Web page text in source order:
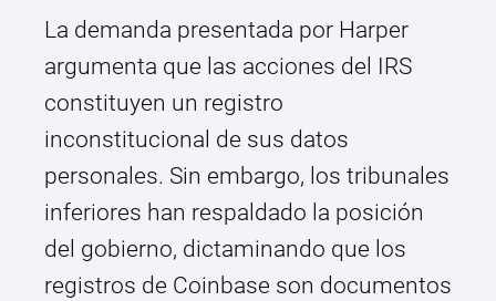
La demanda presentada por Harper
argumenta que las acciones del IRS
constituyen un registro
inconstitucional de sus datos
personales. Sin embargo, los tribunales
inferiores han respaldado la posición
del gobierno, dictaminando que los
registros de Coinbase son documentos